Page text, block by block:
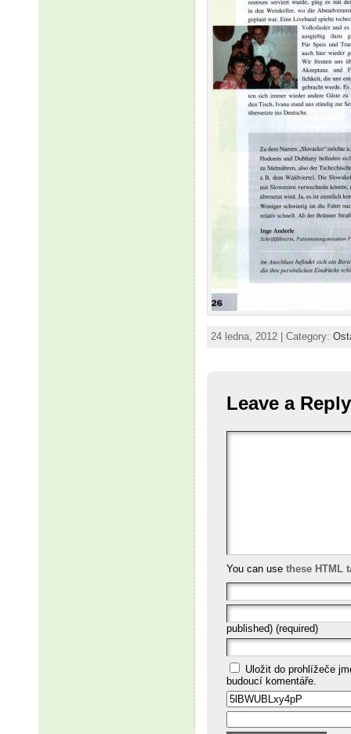
24 ledna, 2012 | Category:
Leave a Reply
You can use these HTML
published) (required)
Uložit do prohlížeče
budoucí komentáře.